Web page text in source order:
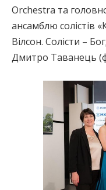
Orchestra та
ансамблю солістів
Вілсон. Солісти –
Дмитро Таванець